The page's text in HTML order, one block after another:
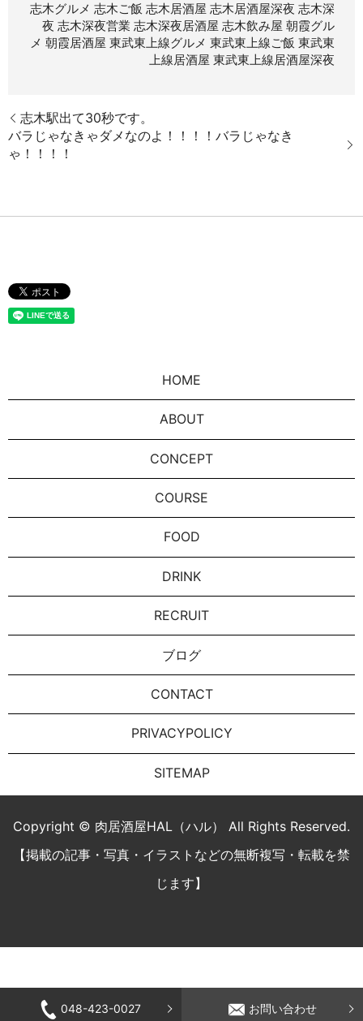
048-423-0027 お問い合わせ
志木グルメ 志木ご飯 志木居酒屋 志木居酒屋深夜 志木深
夜 志木深夜営業 志木深夜居酒屋 志木飲み屋 朝霞グル
メ 朝霞居酒屋 東武東上線グルメ 東武東上線ご飯 東武東
上線居酒屋 東武東上線居酒屋深夜
志木駅出て30秒です。
バラじゃなきゃダメなのよ！！！！バラじゃなき
ゃ！！！！
HOME
ABOUT
CONCEPT
COURSE
FOOD
DRINK
RECRUIT
ブログ
CONTACT
PRIVACYPOLICY
SITEMAP
Copyright © 肉居酒屋HAL（ハル） All Rights Reserved.
【掲載の記事・写真・イラストなどの無断複写・転載を禁
じます】